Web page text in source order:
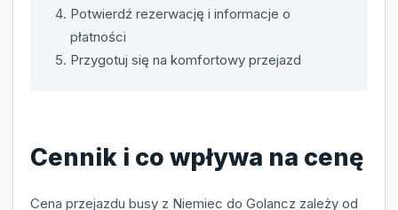
Potwierdź rezerwację i informacje o
płatności
Przygotuj się na komfortowy przejazd
Cennik i co wpływa na cenę
Cena przejazdu busy z Niemiec do Golancz zależy od